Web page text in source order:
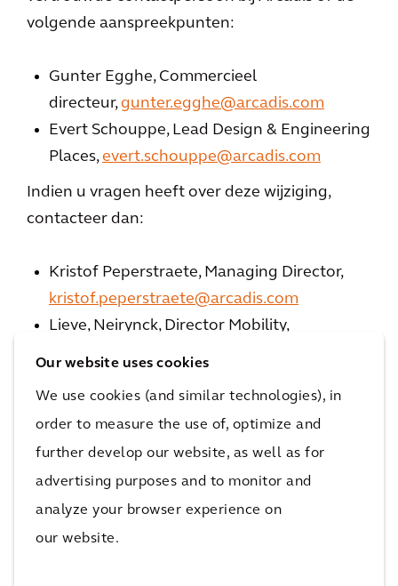
Our website uses cookies
We use cookies (and similar technologies), in
order to measure the use of, optimize and
further develop our website, as well as for
advertising purposes and to monitor and
analyze your browser experience on
our website.
volgende aanspreekpunten:
Gunter Egghe, Commercieel
directeur,gunter.egghe@arcadis.com
Evert Schouppe, Lead Design & Engineering
Places,evert.schouppe@arcadis.com
Indien u vragen heeft over deze wijziging,
contacteer dan:
Kristof Peperstraete, Managing Director,
kristof.peperstraete@arcadis.com
Lieve, Neirynck, Director Mobility,
lieve.neirynck@arcadis.com
hilde.delembre@arcadis.com
duurzame oplossingen voor uw projecten.
De directie van Arcadis België